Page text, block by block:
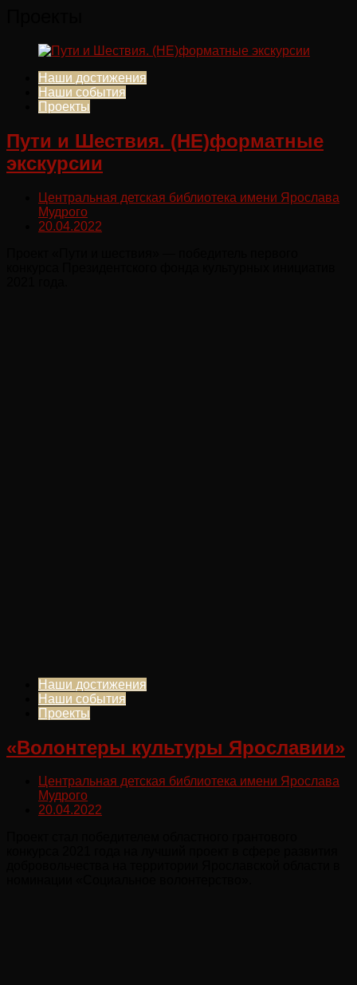
Наши достижения
Наши события
Проекты
Пути и Шествия. (НЕ)форматные
экскурсии
Центральная детская библиотека имени Ярослава
Мудрого
20.04.2022
Наши достижения
Наши события
Проекты
«Волонтеры культуры Ярославии»
Центральная детская библиотека имени Ярослава
Мудрого
20.04.2022